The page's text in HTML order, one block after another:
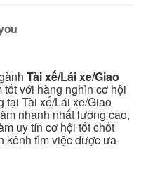
Tài xế/Lái xe/Giao
với hàng nghìn cơ hội
tại Tài xế/Lái xe/Giao
nhanh nhất lương cao,
uy tín cơ hội tốt chốt
kênh tìm việc được ưa